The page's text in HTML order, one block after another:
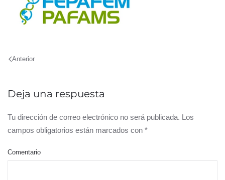
Anterior
Deja una respuesta
Tu dirección de correo electrónico no será publicada. Los
campos obligatorios están marcados con *
Comentario